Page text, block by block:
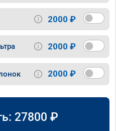
2000 ₽
2000 ₽
2000 ₽
27800 ₽